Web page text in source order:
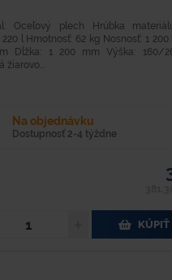
Oceľový plech Hrúbka
220 l Hmotnosť: 62 kg Nosnosť: 1 200
Dĺžka: 1 200 mm Výška: 160/
žiarovo...
Na objednávku
Dostupnosť 2-4 týždne
KÚPIŤ